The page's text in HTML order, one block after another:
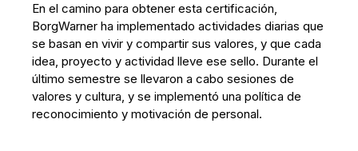
En el camino para obtener esta certificación,
BorgWarner ha implementado actividades diarias que
se basan en vivir y compartir sus valores, y que cada
idea, proyecto y actividad lleve ese sello. Durante el
último semestre se llevaron a cabo sesiones de
valores y cultura, y se implementó una política de
reconocimiento y motivación de personal.